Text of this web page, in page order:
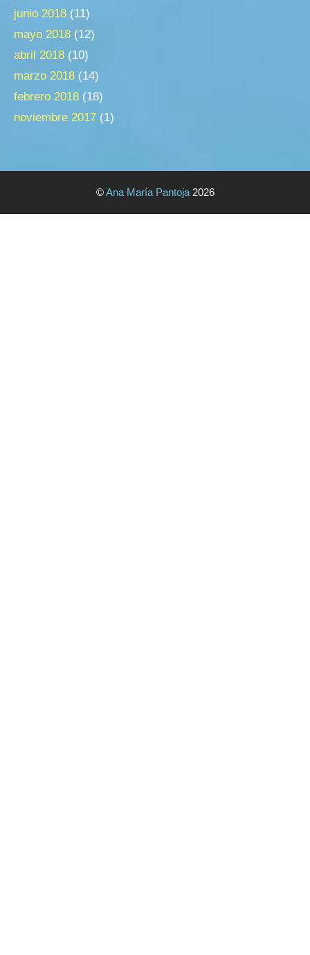
junio 2018 (11)
mayo 2018 (12)
abril 2018 (10)
marzo 2018 (14)
febrero 2018 (18)
noviembre 2017 (1)
©Ana María Pantoja2026